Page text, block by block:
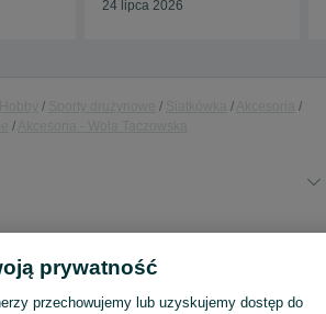
24 lipca 2026
prywatność
przechowujemy lub uzyskujemy dostęp do